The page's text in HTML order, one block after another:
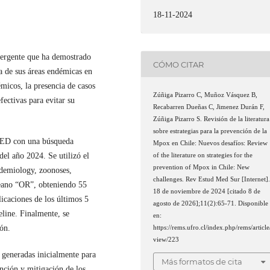
que ha demostrado
sus áreas endémicas en
la presencia de casos
para evitar su
con una búsqueda
año 2024. Se utilizó el
zoonoses,
“OR”, obteniendo 55
de los últimos 5
Finalmente, se
inicialmente para
18-11-2024
CÓMO CITAR
Zúñiga Pizarro C, Muñoz Vásquez B,
Recabarren Dueñas C, Jimenez Durán F,
Zúñiga Pizarro S. Revisión de la literatura
sobre estrategias para la prevención de la
Mpox en Chile: Nuevos desafíos: Review
of the literature on strategies for the
prevention of Mpox in Chile: New
challenges. Rev Estud Med Sur [Internet].
18 de noviembre de 2024 [citado 8 de
agosto de 2026];11(2):65-71. Disponible
en:
https://rems.ufro.cl/index.php/rems/
view/223
Más formatos de cita